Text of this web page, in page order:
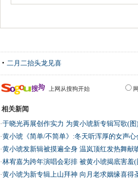
二月二抬头龙见喜
上网从搜狗开始
相关新闻
·于晓光再展创作实力 为黄小琥新专辑写歌(图)
·黄小琥《简单/不简单》:冬天听浑厚的女声心
·黄小琥发新辑被摸遍全身 温岚顶红发热舞献
·林宥嘉为跨年演唱会彩排 被黄小琥揭底害羞(
·黄小琥为新专辑上山拜神 向月老求姻缘喜得